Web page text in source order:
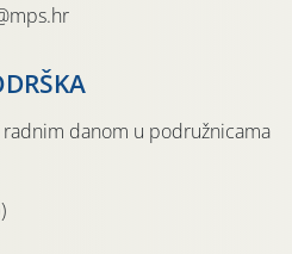
danom u podružnicama